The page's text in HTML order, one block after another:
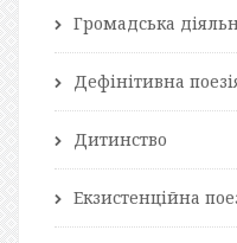
Громадська
Дефінітивна
Дитинство
Екзистенційна